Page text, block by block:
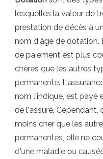
lesquelles la valeur de
prestation de décès à
nom d'âge de dotation.
de paiement est plus
chères que les autres
permanente.
nom l'indique, est payé
de l'assuré. Cependant,
moins cher que les
permanentes, elle ne
d'une maladie ou